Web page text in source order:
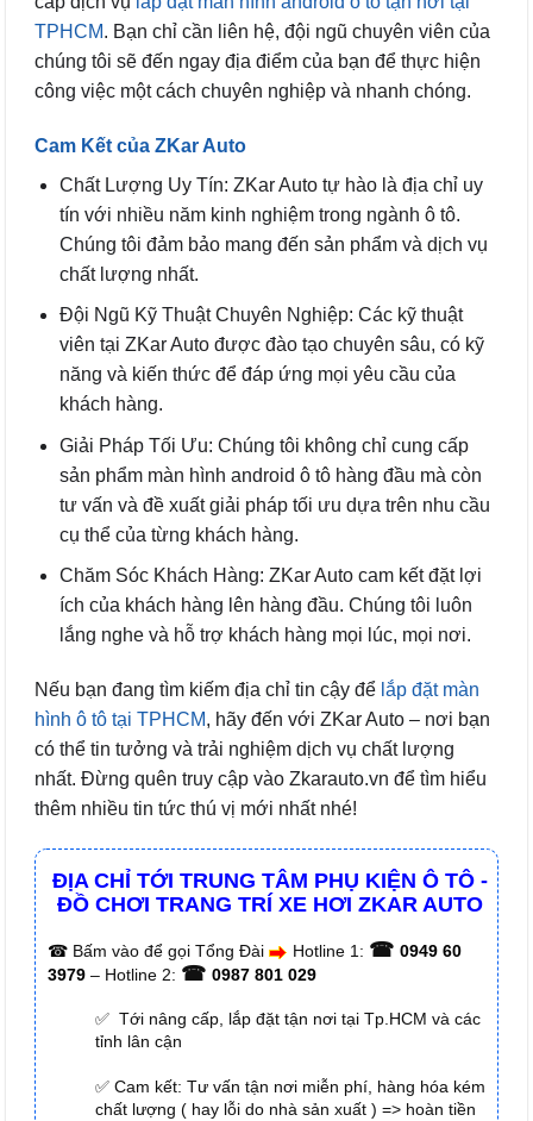
TPHCM. Bạn chỉ cần liên hệ, đội ngũ chuyên viên của
chúng tôi sẽ đến ngay địa điểm của bạn để thực hiện
công việc một cách chuyên nghiệp và nhanh chóng.
Cam Kết của ZKar Auto
Chất Lượng Uy Tín: ZKar Auto tự hào là địa chỉ uy
tín với nhiều năm kinh nghiệm trong ngành ô tô.
Chúng tôi đảm bảo mang đến sản phẩm và dịch vụ
chất lượng nhất.
Đội Ngũ Kỹ Thuật Chuyên Nghiệp: Các kỹ thuật
viên tại ZKar Auto được đào tạo chuyên sâu, có kỹ
năng và kiến thức để đáp ứng mọi yêu cầu của
khách hàng.
Giải Pháp Tối Ưu: Chúng tôi không chỉ cung cấp
sản phẩm màn hình android ô tô hàng đầu mà còn
tư vấn và đề xuất giải pháp tối ưu dựa trên nhu cầu
cụ thể của từng khách hàng.
Chăm Sóc Khách Hàng: ZKar Auto cam kết đặt lợi
ích của khách hàng lên hàng đầu. Chúng tôi luôn
lắng nghe và hỗ trợ khách hàng mọi lúc, mọi nơi.
Nếu bạn đang tìm kiếm địa chỉ tin cậy để lắp đặt màn
hình ô tô tại TPHCM, hãy đến với ZKar Auto – nơi bạn
có thể tin tưởng và trải nghiệm dịch vụ chất lượng
nhất. Đừng quên truy cập vào Zkarauto.vn để tìm hiểu
thêm nhiều tin tức thú vị mới nhất nhé!
ĐỊA CHỈ TỚI TRUNG TÂM PHỤ KIỆN Ô TÔ -
ĐỒ CHƠI TRANG TRÍ XE HƠI ZKAR AUTO
☎ Bấm vào để gọi Tổng Đài Hotline 1: ☎ 0949 60
3979 – Hotline 2: ☎ 0987 801 029
✅ Tới nâng cấp, lắp đặt tận nơi tại Tp.HCM và các
tỉnh lân cận
✅ Cam kết: Tư vấn tận nơi miễn phí, hàng hóa kém
chất lượng ( hay lỗi do nhà sản xuất ) => hoàn tiền